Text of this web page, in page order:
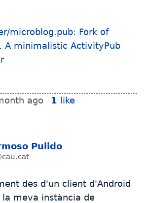
microblog.pub: Fork of
A minimalistic ActivityPub
ago 1 like
Pulido
des d'un client d'Android
la meva instància de